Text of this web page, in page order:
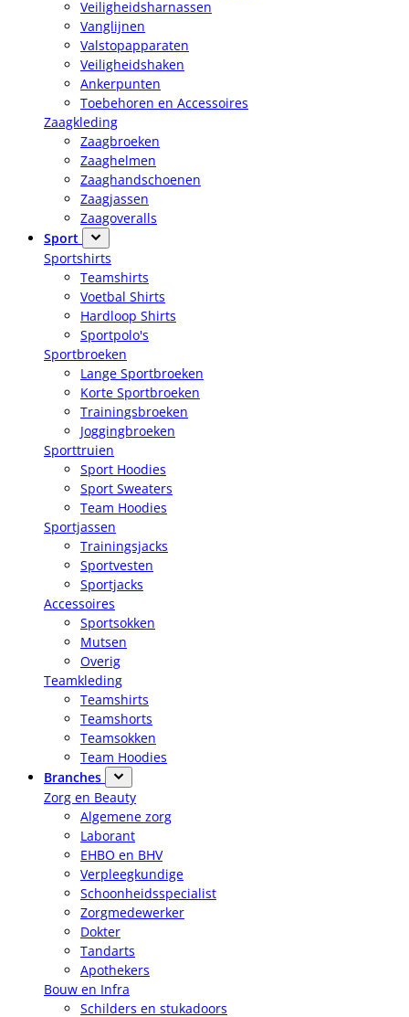
Veiligheidsharnassen
Vanglijnen
Valstopapparaten
Veiligheidshaken
Ankerpunten
Toebehoren en Accessoires
Zaagkleding
Zaagbroeken
Zaaghelmen
Zaaghandschoenen
Zaagjassen
Zaagoveralls
Sport
Sportshirts
Teamshirts
Voetbal Shirts
Hardloop Shirts
Sportpolo's
Sportbroeken
Lange Sportbroeken
Korte Sportbroeken
Trainingsbroeken
Joggingbroeken
Sporttruien
Sport Hoodies
Sport Sweaters
Team Hoodies
Sportjassen
Trainingsjacks
Sportvesten
Sportjacks
Accessoires
Sportsokken
Mutsen
Overig
Teamkleding
Teamshirts
Teamshorts
Teamsokken
Team Hoodies
Branches
Zorg en Beauty
Algemene zorg
Laborant
EHBO en BHV
Verpleegkundige
Schoonheidsspecialist
Zorgmedewerker
Dokter
Tandarts
Apothekers
Bouw en Infra
Schilders en stukadoors